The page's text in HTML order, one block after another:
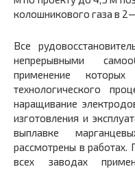
колошникового газа в
Все
непрерывными
применение которых
технологического
наращивание
изготовления и
выплавке
рассмотрены в работах.
всех заводах